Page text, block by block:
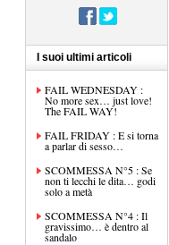
I suoi ultimi articoli
FAIL WEDNESDAY :
No more sex… just love!
The FAIL WAY!
FAIL FRIDAY : E si torna
a parlar di sesso…
SCOMMESSA N°5 : Se
non ti lecchi le dita… godi
solo a metà
SCOMMESSA N°4 : Il
gravissimo… è dentro al
sandalo